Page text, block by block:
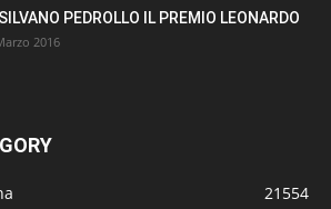
PEDROLLO IL PREMIO LEONARDO
2016
21554